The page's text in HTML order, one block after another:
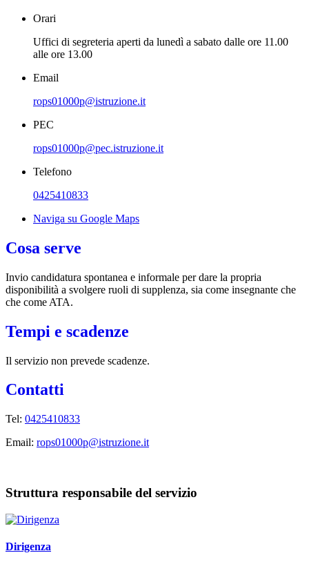
Orari
Uffici di segreteria aperti da lunedì a sabato dalle ore 11.00
alle ore 13.00
Email
rops01000p@istruzione.it
PEC
rops01000p@pec.istruzione.it
Telefono
0425410833
Naviga su Google Maps
Cosa serve
Invio candidatura spontanea e informale per dare la propria
disponibilità a svolgere ruoli di supplenza, sia come insegnante che
che come ATA.
Tempi e scadenze
Il servizio non prevede scadenze.
Contatti
Tel: 0425410833
Email: rops01000p@istruzione.it
Struttura responsabile del servizio
Dirigenza